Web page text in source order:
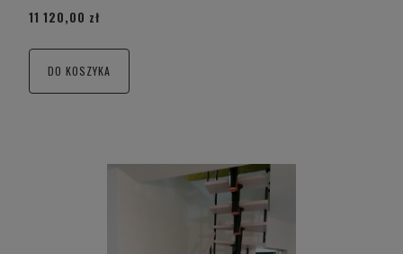
11 120,00 zł
DO KOSZYKA